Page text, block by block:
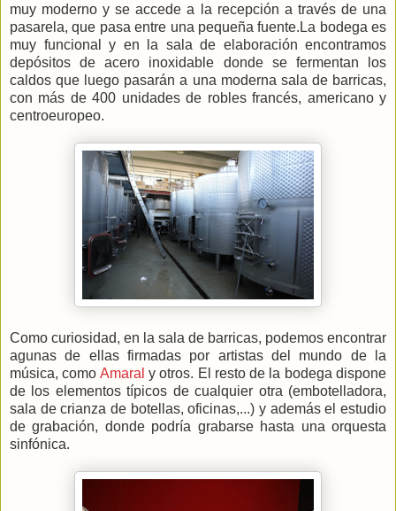
muy moderno y se accede a la recepción a través de una
pasarela, que pasa entre una pequeña fuente.La bodega es
muy funcional y en la sala de elaboración encontramos
depósitos de acero inoxidable donde se fermentan los
caldos que luego pasarán a una moderna sala de barricas,
con más de 400 unidades de robles francés, americano y
centroeuropeo.
Como curiosidad, en la sala de barricas, podemos encontrar
agunas de ellas firmadas por artistas del mundo de la
música, como Amaral y otros. El resto de la bodega dispone
de los elementos típicos de cualquier otra (embotelladora,
sala de crianza de botellas, oficinas,...) y además el estudio
de grabación, donde podría grabarse hasta una orquesta
sinfónica.